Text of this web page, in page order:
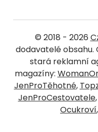
© 2018 - 2026
dodavatelé obsahu.
stará reklamní
magazíny:
JenProTěhotné,
JenProCestovatele,
Ocukroví,